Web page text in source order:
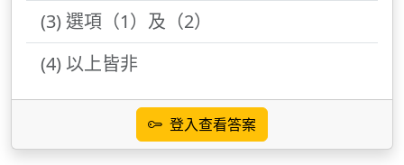
(3) 選項（1）及（2）
(4) 以上皆非
登入查看答案